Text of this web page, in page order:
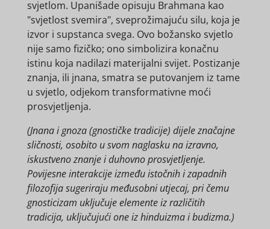
svjetlom. Upanišade opisuju Brahmana kao
"svjetlost svemira", sveprožimajuću silu, koja je
izvor i supstanca svega. Ovo božansko svjetlo
nije samo fizičko; ono simbolizira konačnu
istinu koja nadilazi materijalni svijet. Postizanje
znanja, ili jnana, smatra se putovanjem iz tame
u svjetlo, odjekom transformativne moći
prosvjetljenja.
(Jnana i gnoza (gnostičke tradicije) dijele značajne
sličnosti, osobito u svom naglasku na izravno,
iskustveno znanje i duhovno prosvjetljenje.
Povijesne interakcije između istočnih i zapadnih
filozofija sugeriraju međusobni utjecaj, pri čemu
gnosticizam uključuje elemente iz različitih
tradicija, uključujući one iz hinduizma i budizma.)